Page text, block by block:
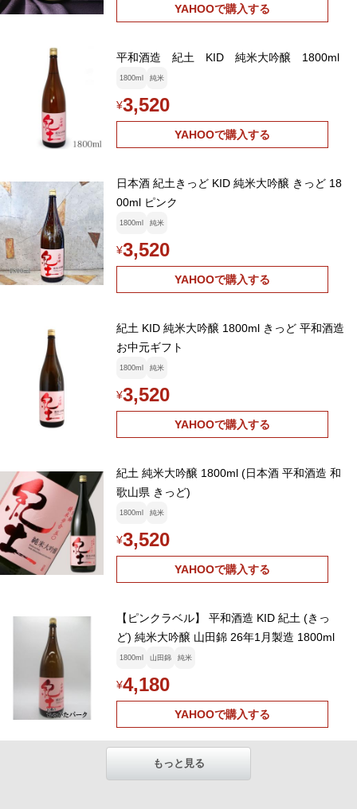
YAHOOで購入する
平和酒造 紀土 KID 純米大吟醸 1800ml
1800ml 純米
¥3,520
YAHOOで購入する
日本酒 紀土きっど KID 純米大吟醸 きっど 18
00ml ピンク
1800ml 純米
¥3,520
YAHOOで購入する
紀土 KID 純米大吟醸 1800ml きっど 平和酒造
お中元ギフト
1800ml 純米
¥3,520
YAHOOで購入する
紀土 純米大吟醸 1800ml (日本酒 平和酒造 和
歌山県 きっど)
1800ml 純米
¥3,520
YAHOOで購入する
【ピンクラベル】 平和酒造 KID 紀土 (きっ
ど) 純米大吟醸 山田錦 26年1月製造 1800ml
1800ml 山田錦 純米
¥4,180
YAHOOで購入する
もっと見る